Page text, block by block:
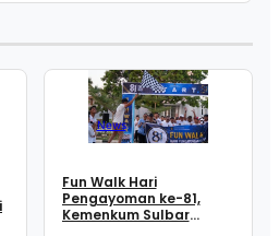
News
Fun Walk Hari
Pengayoman ke-81,
Kemenkum Sulbar